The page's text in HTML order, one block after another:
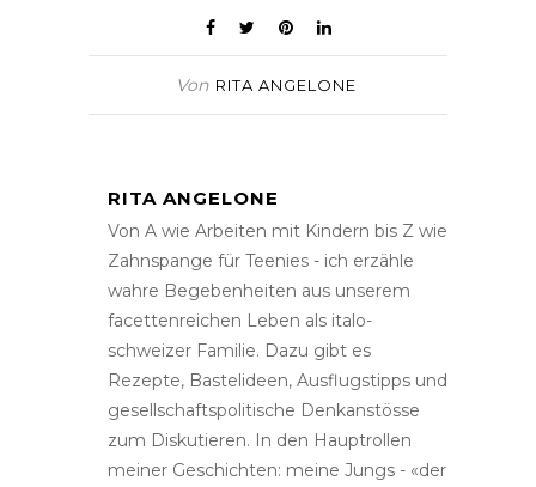
Von RITA ANGELONE
RITA ANGELONE
Von A wie Arbeiten mit Kindern bis Z wie
Zahnspange für Teenies - ich erzähle
wahre Begebenheiten aus unserem
facettenreichen Leben als italo-
schweizer Familie. Dazu gibt es
Rezepte, Bastelideen, Ausflugstipps und
gesellschaftspolitische Denkanstösse
zum Diskutieren. In den Hauptrollen
meiner Geschichten: meine Jungs - «der